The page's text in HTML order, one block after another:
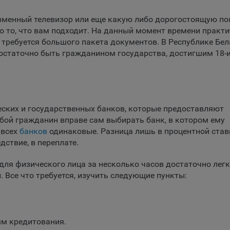
страницы и принимать меры по совершенствованию
исходя из предпочтений пользователей
куки позволяют определять предпочтения
Метрика – сервис веб-аналитики, предоставляемый ООО
Яндекс.
Analytics – сервис веб-аналитики, предоставляемый компанией
Google, Google Data Protection Office, 1600 Amphitheatre Pkwy,
— это система веб-аналитики, которая позволяет следит за
сервисов, предоставляемых myfin.by.
VK Рекламы - сервис позволяет показывать рекламу на
которые посещали сайт.
телевизор или еще какую либо дорогостоящую
то, что вам подходит. На данный момент времени
большого пакета документов. В Республике
быть гражданином государства, достигшим 18-
и государственных банков, которые предоставляют
гражданин вправе сам выбирать банк, в котором ему
банков одинаковые. Разница лишь в процентной
в переплате.
физического лица за несколько часов достаточно
что требуется, изучить следующие пункты:
кредитования.